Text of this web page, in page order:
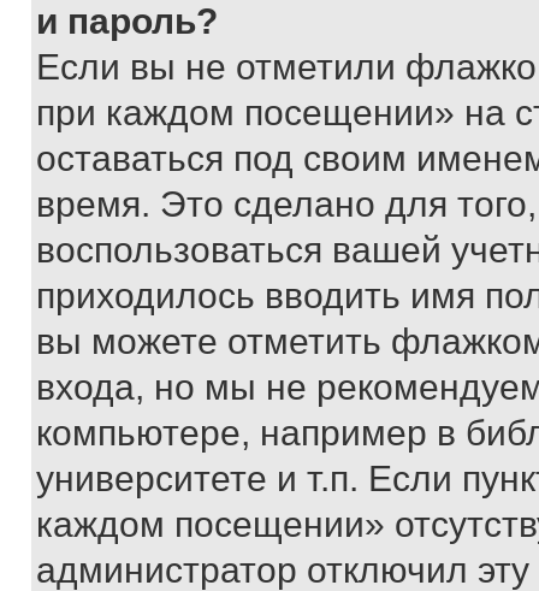
и пароль?
Если вы не отметили
при каждом посещении» на
оставаться под своим
время. Это сделано для
воспользоваться вашей
приходилось вводить имя
вы можете отметить
входа, но мы не
компьютере, например в
университете и т.п. Если
каждом посещении»
администратор отключил